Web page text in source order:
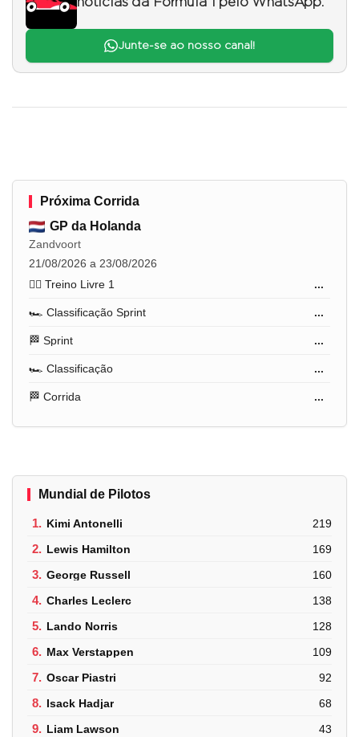
Junte-se ao nosso canal!
Próxima Corrida
GP da Holanda
Zandvoort
21/08/2026 a 23/08/2026
🏋️‍♂️ Treino Livre 1
...
🏎️ Classificação Sprint ...
🏁 Sprint ...
🏎️ Classificação ...
🏁 Corrida ...
Mundial de Pilotos
1. Kimi Antonelli 219
2. Lewis Hamilton 169
3. George Russell 160
4. Charles Leclerc 138
5. Lando Norris 128
6. Max Verstappen 109
7. Oscar Piastri 92
8. Isack Hadjar 68
9. Liam Lawson 43